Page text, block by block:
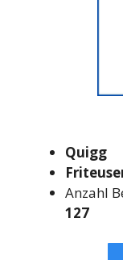
Quigg
Anzahl
127